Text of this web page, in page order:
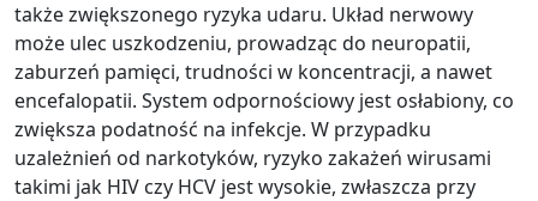
także zwiększonego ryzyka udaru. Układ nerwowy
może ulec uszkodzeniu, prowadząc do neuropatii,
zaburzeń pamięci, trudności w koncentracji, a nawet
encefalopatii. System odpornościowy jest osłabiony, co
zwiększa podatność na infekcje. W przypadku
uzależnień od narkotyków, ryzyko zakażeń wirusami
takimi jak HIV czy HCV jest wysokie, zwłaszcza przy